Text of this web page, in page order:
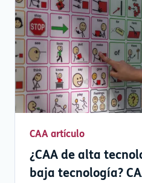
CAA artículo
¿CAA de alta
baja tecnología?